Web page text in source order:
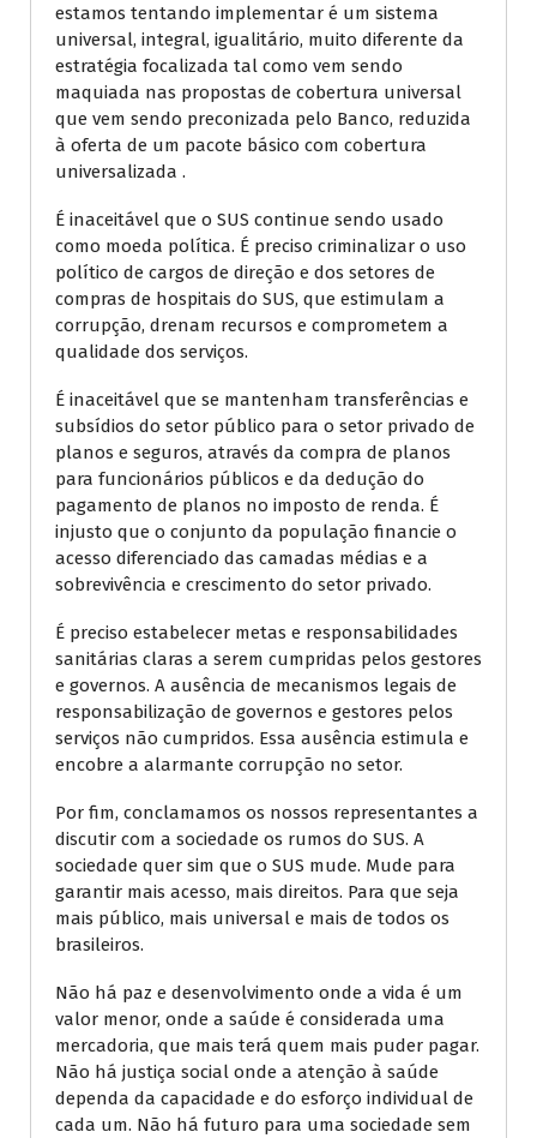
estamos tentando implementar é um sistema
universal, integral, igualitário, muito diferente da
estratégia focalizada tal como vem sendo
maquiada nas propostas de cobertura universal
que vem sendo preconizada pelo Banco, reduzida
à oferta de um pacote básico com cobertura
universalizada .
É inaceitável que o SUS continue sendo usado
como moeda política. É preciso criminalizar o uso
político de cargos de direção e dos setores de
compras de hospitais do SUS, que estimulam a
corrupção, drenam recursos e comprometem a
qualidade dos serviços.
É inaceitável que se mantenham transferências e
subsídios do setor público para o setor privado de
planos e seguros, através da compra de planos
para funcionários públicos e da dedução do
pagamento de planos no imposto de renda. É
injusto que o conjunto da população financie o
acesso diferenciado das camadas médias e a
sobrevivência e crescimento do setor privado.
É preciso estabelecer metas e responsabilidades
sanitárias claras a serem cumpridas pelos gestores
e governos. A ausência de mecanismos legais de
responsabilização de governos e gestores pelos
serviços não cumpridos. Essa ausência estimula e
encobre a alarmante corrupção no setor.
Por fim, conclamamos os nossos representantes a
discutir com a sociedade os rumos do SUS. A
sociedade quer sim que o SUS mude. Mude para
garantir mais acesso, mais direitos. Para que seja
mais público, mais universal e mais de todos os
brasileiros.
Não há paz e desenvolvimento onde a vida é um
valor menor, onde a saúde é considerada uma
mercadoria, que mais terá quem mais puder pagar.
Não há justiça social onde a atenção à saúde
dependa da capacidade e do esforço individual de
cada um. Não há futuro para uma sociedade sem